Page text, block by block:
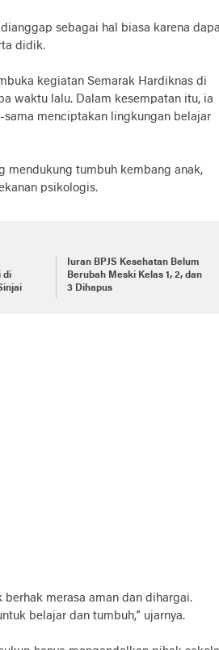
sebagai hal biasa karena
didik.
kegiatan Semarak Hardiknas di
waktu lalu. Dalam kesempatan itu, ia
menciptakan lingkungan belajar
mendukung tumbuh kembang anak,
psikologis.
di
Iuran BPJS Kesehatan Belum
Berubah Meski Kelas 1, 2, dan
3 Dihapus
merasa aman dan dihargai.
belajar dan tumbuh,” ujarnya.